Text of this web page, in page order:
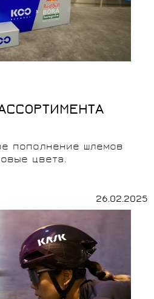
пополнение шлемов
цвета.
26.02.2025